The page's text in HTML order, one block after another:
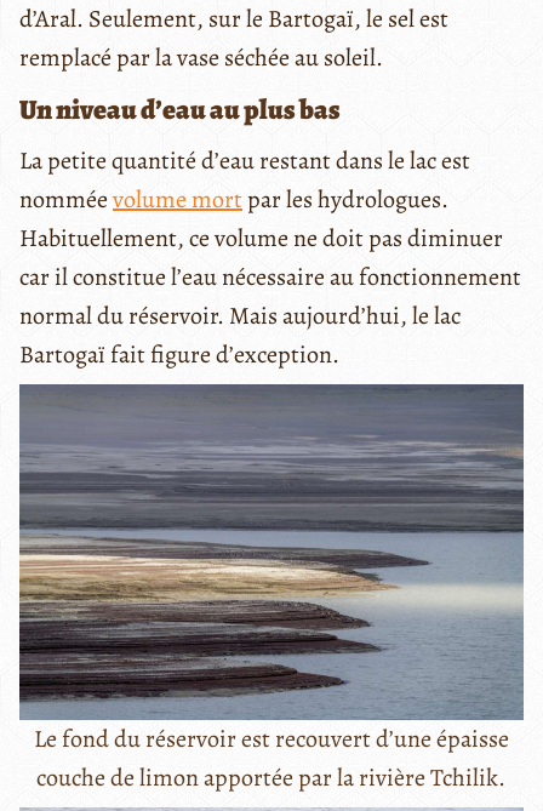
d’Aral. Seulement, sur le Bartogaï, le sel est
remplacé par la vase séchée au soleil.
Un niveau d’eau au plus bas
La petite quantité d’eau restant dans le lac est
nomméevolume mortpar les hydrologues.
Habituellement, ce volume ne doit pas diminuer
car il constitue l’eau nécessaire au fonctionnement
normal du réservoir. Mais aujourd’hui, le lac
Bartogaï fait figure d’exception.
Le fond du réservoir est recouvert d’une épaisse
couche de limon apportée par la rivière Tchilik.